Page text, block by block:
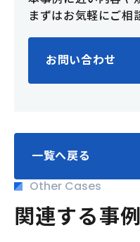
まずはお気軽にご相
お問い合わせ
一覧へ戻る
Other Cases
関連する事